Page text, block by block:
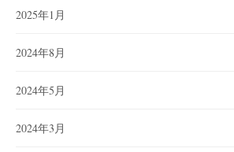
2025年1月
2024年8月
2024年5月
2024年3月